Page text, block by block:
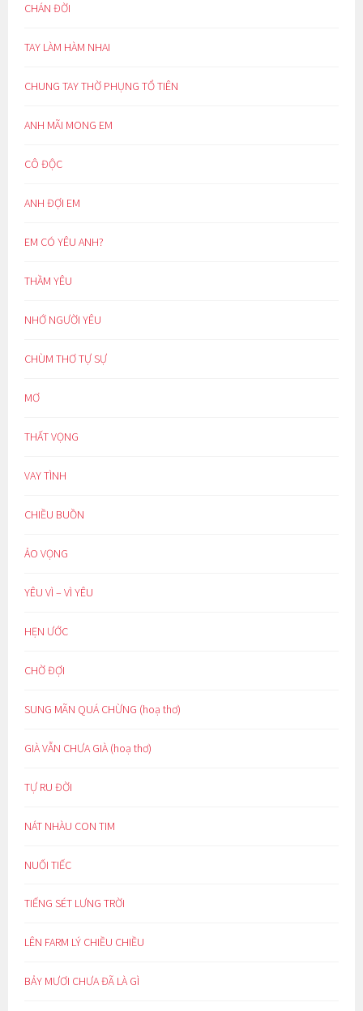
CHÁN ĐỜI
TAY LÀM HÀM NHAI
CHUNG TAY THỜ PHỤNG TỔ TIÊN
ANH MÃI MONG EM
CÔ ĐỘC
ANH ĐỢI EM
EM CÓ YÊU ANH?
THẦM YÊU
NHỚ NGƯỜI YÊU
CHÙM THƠ TỰ SỰ
MƠ
THẤT VỌNG
VAY TÌNH
CHIỀU BUỒN
ẢO VỌNG
YÊU VÌ – VÌ YÊU
HẸN ƯỚC
CHỜ ĐỢI
SUNG MÃN QUÁ CHỪNG (hoạ thơ)
GIÀ VẪN CHƯA GIÀ (hoạ thơ)
TỰ RU ĐỜI
NÁT NHÀU CON TIM
NUỐI TIẾC
TIẾNG SÉT LƯNG TRỜI
LÊN FARM LÝ CHIỀU CHIỀU
BẢY MƯƠI CHƯA ĐÃ LÀ GÌ